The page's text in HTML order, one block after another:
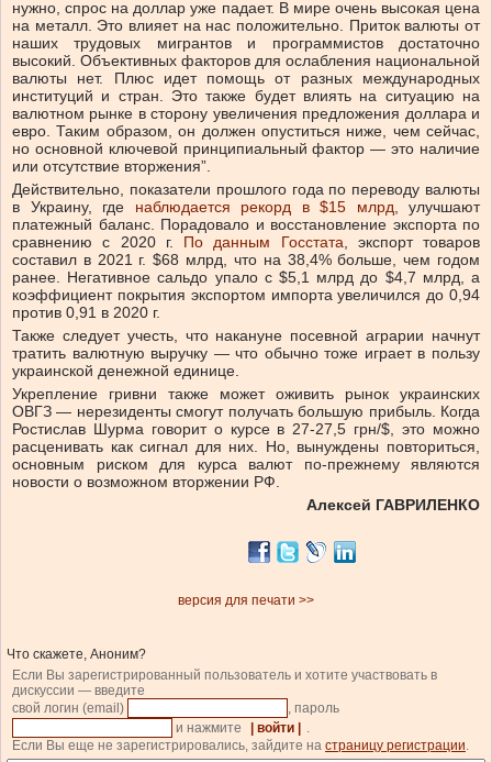
нужно, спрос на доллар уже падает. В мире очень высокая цена
на металл. Это влияет на нас положительно. Приток валюты от
наших трудовых мигрантов и программистов достаточно
высокий. Объективных факторов для ослабления национальной
валюты нет. Плюс идет помощь от разных международных
институций и стран. Это также будет влиять на ситуацию на
валютном рынке в сторону увеличения предложения доллара и
евро. Таким образом, он должен опуститься ниже, чем сейчас,
но основной ключевой принципиальный фактор — это наличие
или отсутствие вторжения”.
Действительно, показатели прошлого года по переводу валюты
в Украину, где наблюдается рекорд в $15 млрд, улучшают
платежный баланс. Порадовало и восстановление экспорта по
сравнению с 2020 г. По данным Госстата, экспорт товаров
составил в 2021 г. $68 млрд, что на 38,4% больше, чем годом
ранее. Негативное сальдо упало с $5,1 млрд до $4,7 млрд, а
коэффициент покрытия экспортом импорта увеличился до 0,94
против 0,91 в 2020 г.
Также следует учесть, что накануне посевной аграрии начнут
тратить валютную выручку — что обычно тоже играет в пользу
украинской денежной единице.
Укрепление гривни также может оживить рынок украинских
ОВГЗ — нерезиденты смогут получать большую прибыль. Когда
Ростислав Шурма говорит о курсе в 27-27,5 грн/$, это можно
расценивать как сигнал для них. Но, вынуждены повториться,
основным риском для курса валют по-прежнему являются
новости о возможном вторжении РФ.
Алексей ГАВРИЛЕНКО
версия для печати >>
Что скажете, Аноним?
Если Вы зарегистрированный пользователь и хотите участвовать в
дискуссии — введите
свой логин (email)
, пароль
и нажмите
| войти |
.
Если Вы еще не зарегистрировались, зайдите на страницу регистрации.